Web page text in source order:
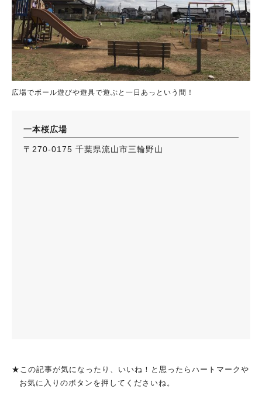
広場でボール遊びや遊具で遊ぶと一日あっという間！
一本桜広場
〒270-0175 千葉県流山市三輪野山
★この記事が気になったり、いいね！と思ったらハートマークや
お気に入りのボタンを押してくださいね。